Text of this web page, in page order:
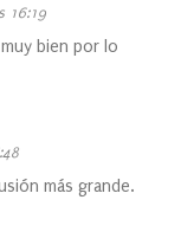
16:19
bien por lo
más grande.